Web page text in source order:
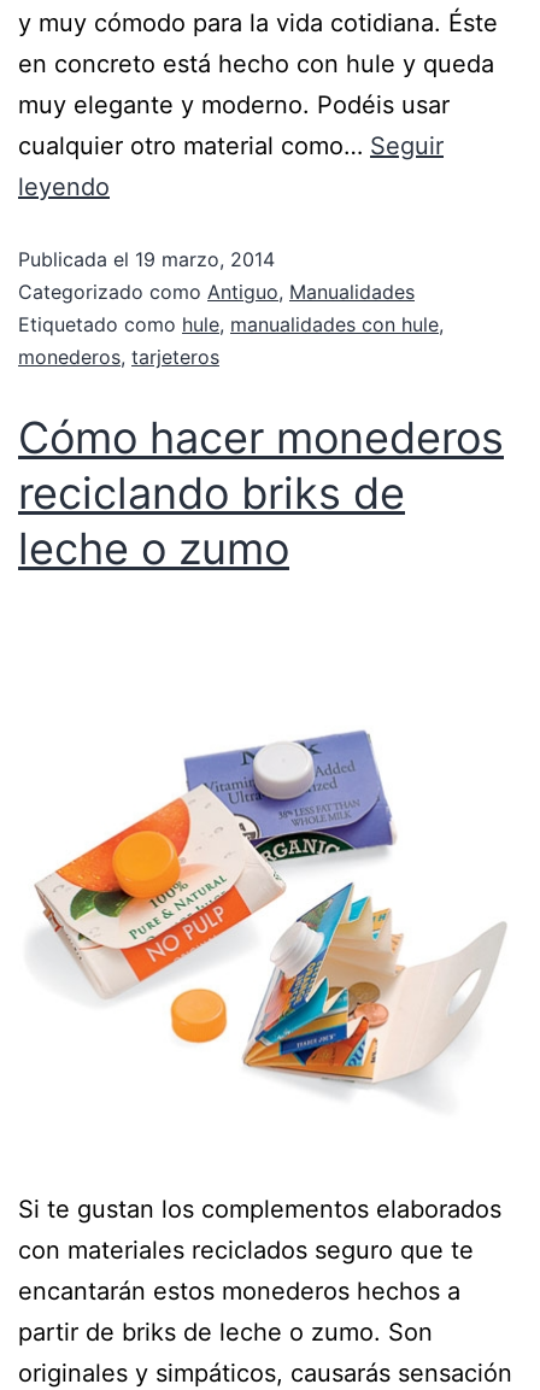
y muy cómodo para la vida cotidiana. Éste
en concreto está hecho con hule y queda
muy elegante y moderno. Podéis usar
cualquier otro material como… Seguir
leyendo
Publicada el 19 marzo, 2014
Categorizado como Antiguo, Manualidades
Etiquetado como hule, manualidades con hule,
monederos, tarjeteros
Cómo hacer monederos
reciclando briks de
leche o zumo
Si te gustan los complementos elaborados
con materiales reciclados seguro que te
encantarán estos monederos hechos a
partir de briks de leche o zumo. Son
originales y simpáticos, causarás sensación